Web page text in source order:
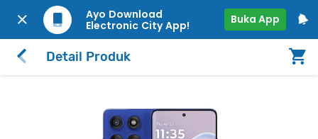
Ayo Download
Electronic City App!
Buka App
Detail Produk